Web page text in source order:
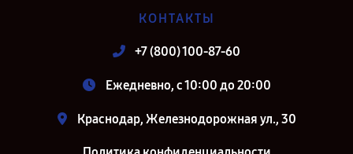
КОНТАКТЫ
+7 (800) 100-87-60
Ежедневно, с 10:00 до 20:00
Краснодар, Железнодорожная ул., 30